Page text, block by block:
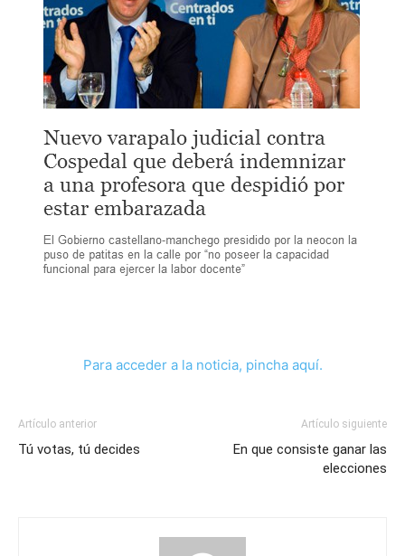
Para acceder a la noticia, pincha aquí.
Artículo anterior
Tú votas, tú decides
Artículo siguiente
En que consiste ganar las
elecciones